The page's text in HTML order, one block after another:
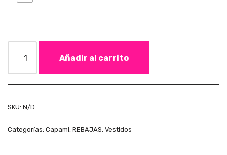
Añadir al carrito
SKU: N/D
Categorías: Capami, REBAJAS, Vestidos